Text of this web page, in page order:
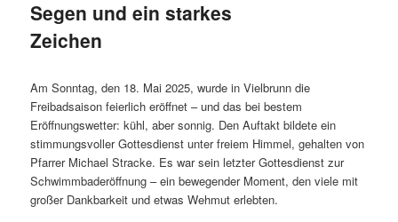
Segen und ein starkes
Zeichen
Am Sonntag, den 18. Mai 2025, wurde in Vielbrunn die
Freibadsaison feierlich eröffnet – und das bei bestem
Eröffnungswetter: kühl, aber sonnig. Den Auftakt bildete ein
stimmungsvoller Gottesdienst unter freiem Himmel, gehalten von
Pfarrer Michael Stracke. Es war sein letzter Gottesdienst zur
Schwimmbaderöffnung – ein bewegender Moment, den viele mit
großer Dankbarkeit und etwas Wehmut erlebten.